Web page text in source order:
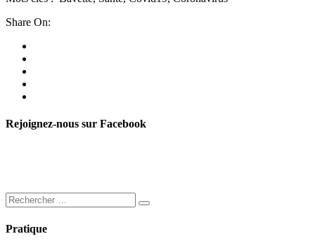
Share On:
Rejoignez-nous sur Facebook
Pratique